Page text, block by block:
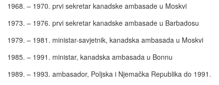
1968. – 1970. prvi sekretar kanadske ambasade u Moskvi
1973. – 1976. prvi sekretar kanadske ambasade u Barbadosu
1979. – 1981. ministar-savjetnik, kanadska ambasada u Moskvi
1985. – 1991. ministar, kanadska ambasada u Bonnu
1989. – 1993. ambasador, Poljska i Njemačka Republika do 1991.